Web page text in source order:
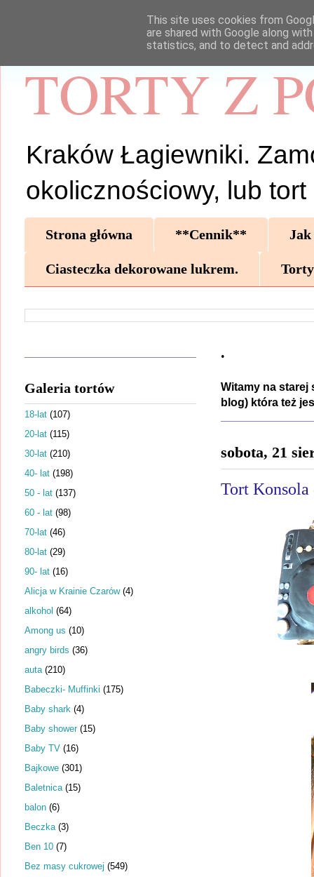
TORTY Z
Kraków Łagiewniki.
okolicznościowy, lub tort
Strona główna **Cennik** Jak
Ciasteczka dekorowane lukrem.
.
Witamy na starej
blog) która też
sobota, 21
Tort Konsola
Galeria tortów
18-lat (107)
20-lat (115)
30-lat (210)
40- lat (198)
50 - lat (137)
60 - lat (98)
70-lat (46)
80-lat (29)
90- lat (16)
Alicja w Krainie Czarów (4)
alkohol (64)
Among us (10)
angry birds (36)
auta (210)
Babeczki- Muffinki (175)
Baby shark (4)
Baby shower (15)
Baby TV (16)
Bajkowe (301)
Baletnica (15)
balon (6)
Beczka (3)
Ben 10 (7)
Bez masy cukrowej (549)
This site uses cookies from
are shared with Google along
statistics, and to detect and